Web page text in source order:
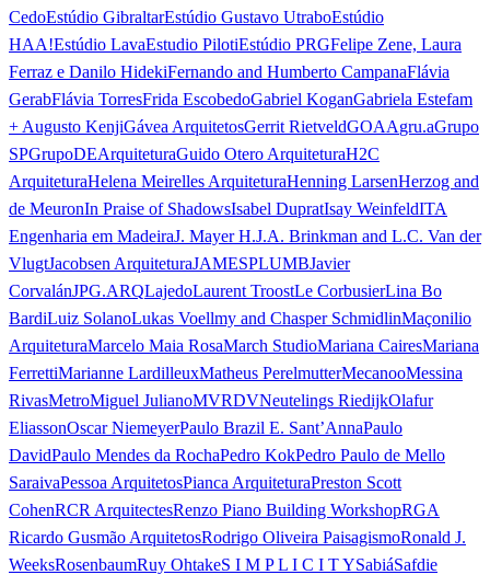
CedoEstúdio GibraltarEstúdio Gustavo UtraboEstúdio
HAA!Estúdio LavaEstudio PilotiEstúdio PRGFelipe Zene, Laura
Ferraz e Danilo HidekiFernando and Humberto CampanaFlávia
GerabFlávia TorresFrida EscobedoGabriel KoganGabriela Estefam
+ Augusto KenjiGávea ArquitetosGerrit RietveldGOAAgru.aGrupo
SPGrupoDEArquiteturaGuido Otero ArquiteturaH2C
ArquiteturaHelena Meirelles ArquiteturaHenning LarsenHerzog and
de MeuronIn Praise of ShadowsIsabel DupratIsay WeinfeldITA
Engenharia em MadeiraJ. Mayer H.J.A. Brinkman and L.C. Van der
VlugtJacobsen ArquiteturaJAMESPLUMBJavier
CorvalánJPG.ARQLajedoLaurent TroostLe CorbusierLina Bo
BardiLuiz SolanoLukas Voellmy and Chasper SchmidlinMaçonilio
ArquiteturaMarcelo Maia RosaMarch StudioMariana CairesMariana
FerrettiMarianne LardilleuxMatheus PerelmutterMecanooMessina
RivasMetroMiguel JulianoMVRDVNeutelings RiedijkOlafur
EliassonOscar NiemeyerPaulo Brazil E. Sant’AnnaPaulo
DavidPaulo Mendes da RochaPedro KokPedro Paulo de Mello
SaraivaPessoa ArquitetosPianca ArquiteturaPreston Scott
CohenRCR ArquitectesRenzo Piano Building WorkshopRGA
Ricardo Gusmão ArquitetosRodrigo Oliveira PaisagismoRonald J.
WeeksRosenbaumRuy OhtakeS I M P L I C I T YSabiáSafdie